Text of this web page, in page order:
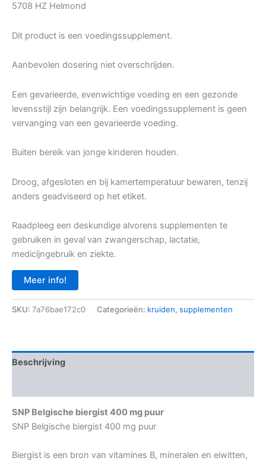
5708 HZ Helmond
Dit product is een voedingssupplement.
Aanbevolen dosering niet overschrijden.
Een gevarieerde, evenwichtige voeding en een gezonde
levensstijl zijn belangrijk. Een voedingssupplement is geen
vervanging van een gevarieerde voeding.
Buiten bereik van jonge kinderen houden.
Droog, afgesloten en bij kamertemperatuur bewaren, tenzij
anders geadviseerd op het etiket.
Raadpleeg een deskundige alvorens supplementen te
gebruiken in geval van zwangerschap, lactatie,
medicijngebruik en ziekte.
Meer info!
SKU: 7a76bae172c0 Categorieën: kruiden, supplementen
Beschrijving
SNP Belgische biergist 400 mg puur
SNP Belgische biergist 400 mg puur
Biergist is een bron van vitamines B, mineralen en eiwitten,